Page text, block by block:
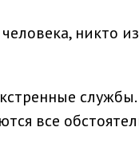
никто
все